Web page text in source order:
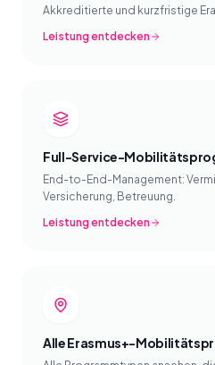
Akkreditierte und kurzfristige
Leistung entdecken
Full-Service-
End-to-End-Management:
Versicherung, Betreuung.
Leistung entdecken
Alle Erasmus+-